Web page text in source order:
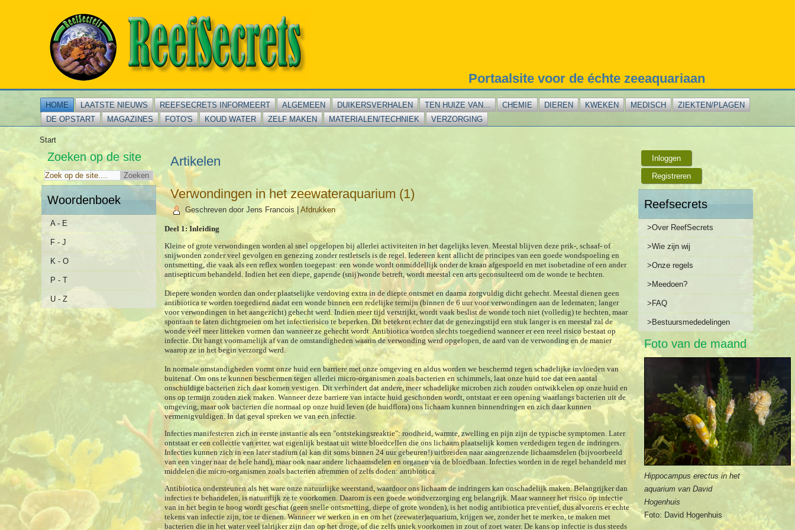
Portaalsite voor de échte zeeaquariaan
HOME LAATSTE NIEUWS REEFSECRETS INFORMEERT ALGEMEEN DUIKERSVERHALEN TEN HUIZE VAN... CHEMIE DIEREN KWEKEN MEDISCH
ZIEKTEN/PLAGEN
DE OPSTART
MAGAZINES FOTO'S KOUD WATER ZELF MAKEN MATERIALEN/TECHNIEK VERZORGING
Start
Zoeken op de site
Woordenboek
A - E
F - J
K - O
P - T
U - Z
Artikelen
Verwondingen in het zeewateraquarium (1)
Geschreven door Jens Francois |Afdrukken
Deel 1: Inleiding
Kleine of grote verwondingen worden al snel opgelopen bij allerlei activiteiten in het dagelijks leven. Meestal blijven deze prik-, schaaf- of
snijwonden zonder veel gevolgen en genezing zonder restletsels is de regel.Iedereen kent allicht de principes van een goede wondspoeling en
ontsmetting, die vaak als een reflex worden toegepast: een wonde wordt onmiddellijk onder de kraan afgespoeld en met isobetadine of een ander
antisepticum behandeld.Indien het een diepe, gapende (snij)wonde betreft, wordt meestal een arts geconsulteerd om de wonde te hechten.
Diepere wonden worden dan onder plaatselijke verdoving extra in de diepte ontsmet en daarna zorgvuldig dicht gehecht.Meestal dienen geen
antibiotica te worden toegediend nadat een wonde binnen een redelijke termijn (binnen de 6 uur voor verwondingen aan de ledematen; langer
voor verwondingen in het aangezicht) gehecht werd. Indien meer tijd verstrijkt, wordt vaak beslist de wonde toch niet (volledig) te hechten, maar
spontaan te laten dichtgroeien om het infectierisico te beperken. Dit betekent echter dat de genezingstijd een stuk langer is en meestal zal de
wonde veel meer litteken vormen dan wanneer ze gehecht wordt. Antibiotica worden slechts toegediend wanneer er een reeel risico bestaat op
infectie. Dit hangt voornamelijk af van de omstandigheden waarin de verwonding werd opgelopen, de aard van de verwonding en de manier
waarop ze in het begin verzorgd werd.
In normale omstandigheden vormt onze huid een barriere met onze omgeving en aldus worden we beschermd tegen schadelijke invloeden van
buitenaf. Om ons te kunnen beschermen tegen allerlei micro-organismen zoals bacterien en schimmels, laat onze huid toe dat een aantal
onschuldige bacterien zich daar komen vestigen. Dit verhindert dat andere, meer schadelijke microben zich zouden ontwikkelen op onze huid en
ons op termijn zouden ziek maken. Wanneer deze barriere van intacte huid geschonden wordt, ontstaat er een opening waarlangs bacterien uit de
omgeving, maar ook bacterien die normaal op onze huid leven (de huidflora) ons lichaam kunnen binnendringen en zich daar kunnen
vermenigvuldigen. In dat geval spreken we van een infectie.
Infecties manifesteren zich in eerste instantie als een "ontstekingsreaktie": roodheid, warmte, zwelling en pijn zijn de typische symptomen. Later
ontstaat er een collectie van etter, wat eigenlijk bestaat uit witte bloedcellen die ons lichaam plaatselijk komen verdedigen tegen de indringers.
Infecties kunnen zich in een later stadium (al kan dit soms binnen 24 uur gebeuren!) uitbreiden naar aangrenzende lichaamsdelen (bijvoorbeeld
van een vinger naar de hele hand), maar ook naar andere lichaamsdelen en organen via de bloedbaan. Infecties worden in de regel behandeld met
middelen die micro-organismen zoals bacterien afremmen of zelfs doden: antibiotica.
Antibiotica ondersteunen als het ware onze natuurlijke weerstand, waardoor ons lichaam de indringers kan onschadelijk maken. Belangrijker dan
infecties te behandelen, is natuurlijk ze te voorkomen. Daarom is een goede wondverzorging erg belangrijk. Maar wanneer het risico op infectie
van in het begin te hoog wordt geschat (geen snelle ontsmetting, diepe of grote wonden), is het nodig antibiotica preventief, dus alvorens er echte
tekens van infectie zijn, toe te dienen. Wanneer we werken in en om het (zeewater)aquarium, krijgen we, zonder het te merken, te maken met
bacterien die in het water veel talrijker zijn dan op het droge, of die zelfs uniek voorkomen in zout of zoet water. De kans op infectie is dus steeds
Inloggen
Registreren
Reefsecrets
>Over ReefSecrets
>Wie zijn wij
>Onze regels
>Meedoen?
>FAQ
>Bestuursmededelingen
Foto van de maand
Hippocampus erectus in het
aquarium van David
Hogenhuis
Foto: David Hogenhuis